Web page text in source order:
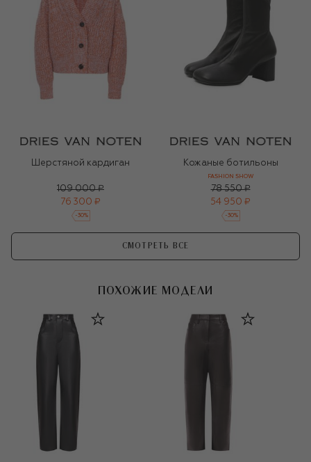
Шерстяной кардиган
109 000 ₽
76 300 ₽
-30%
Кожаные ботильоны
FASHION SHOW
78 550 ₽
54 950 ₽
-30%
СМОТРЕТЬ ВСЕ
ПОХОЖИЕ МОДЕЛИ